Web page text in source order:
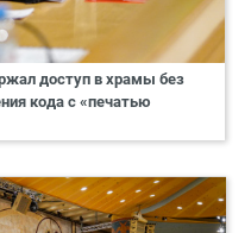
доступ в храмы без
кода с «печатью